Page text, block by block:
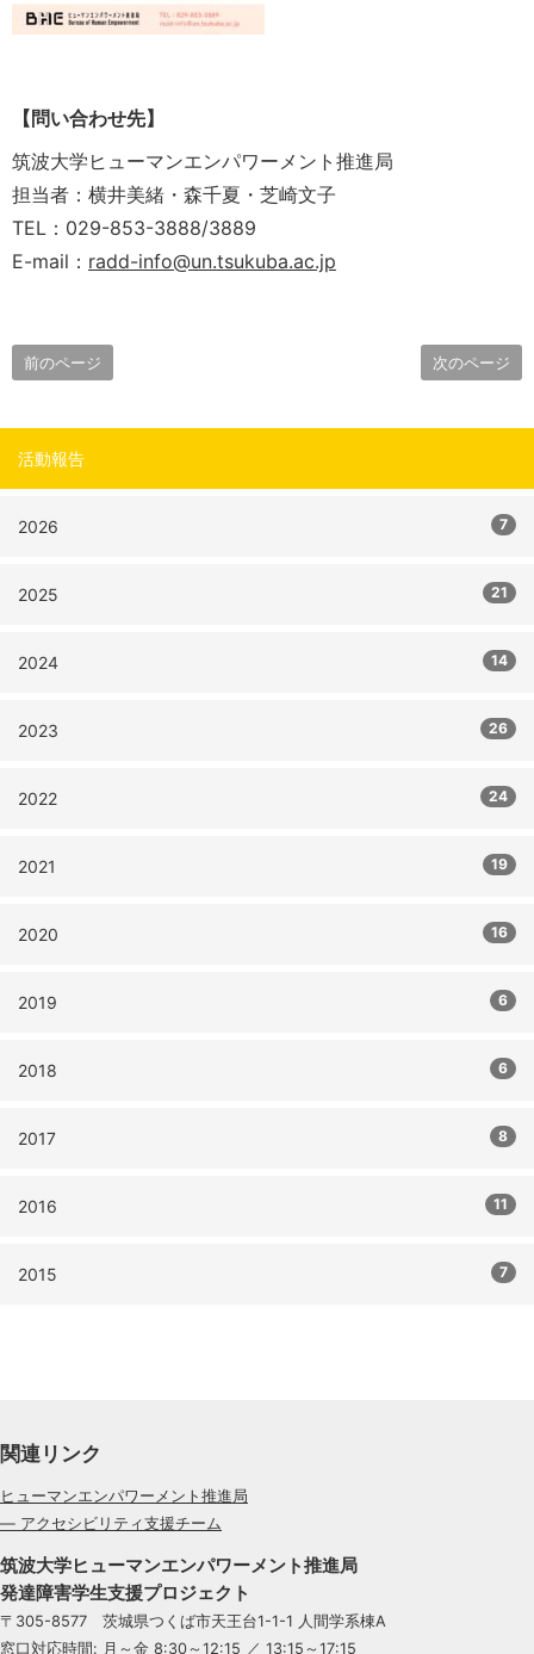
【問い合わせ先】
筑波大学ヒューマンエンパワーメント推進局
担当者：横井美緒・森千夏・芝崎文子
TEL：029-853-3888/3889
E-mail： radd-info@un.tsukuba.ac.jp
前のページ 次のページ
活動報告
2026 7
2025 21
2024 14
2023 26
2022 24
2021 19
2020 16
2019 6
2018 6
2017 8
2016 11
2015 7
関連リンク
ヒューマンエンパワーメント推進局
— アクセシビリティ支援チーム
筑波大学ヒューマンエンパワーメント推進局
発達障害学生支援プロジェクト
〒305-8577 茨城県つくば市天王台1-1-1 人間学系棟A
窓口対応時間: 月～金 8:30～12:15 ／ 13:15～17:15